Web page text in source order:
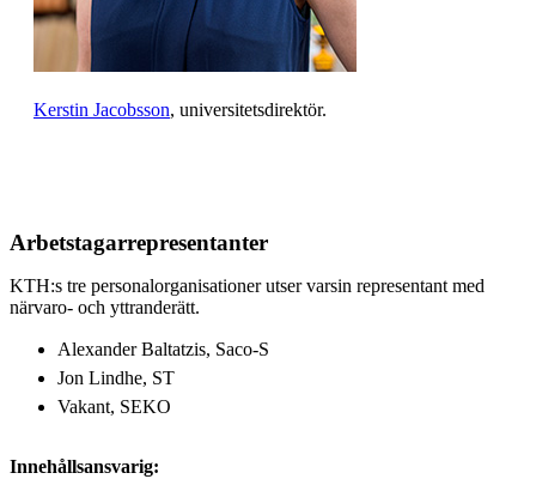
Kerstin Jacobsson, universitetsdirektör.
Arbetstagarrepresentanter
KTH:s tre personalorganisationer utser varsin representant med
närvaro- och yttranderätt.
Alexander Baltatzis, Saco-S
Jon Lindhe, ST
Vakant, SEKO
Innehållsansvarig: